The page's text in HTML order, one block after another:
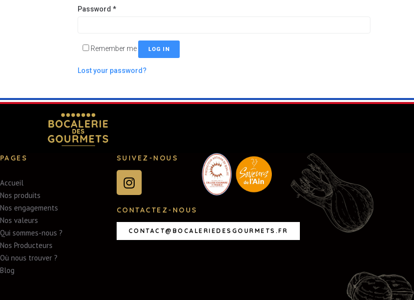
Password *
Remember me LOG IN
Lost your password?
PAGES
Accueil
Nos produits
Nos engagements
Nos valeurs
Qui sommes-nous ?
Nos Producteurs
Où nous trouver ?
Blog
SUIVEZ-NOUS
CONTACTEZ-NOUS
CONTACT@BOCALERIEDESGOURMETS.FR